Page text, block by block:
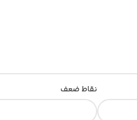
نقاط ضعف